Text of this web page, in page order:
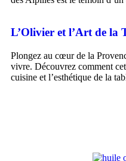
L’Olivier et l’Art de la
Plongez au cœur de la
vivre. Découvrez comment
cuisine et l’esthétique de la